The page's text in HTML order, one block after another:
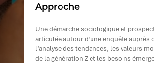
Approche
Une démarche sociologique et
articulée autour d’une enquête auprès
l’analyse des tendances, les valeurs
de la génération Z et les besoins